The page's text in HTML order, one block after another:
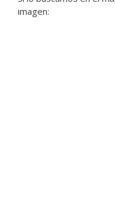
imagen: